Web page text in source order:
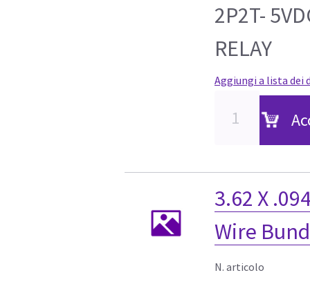
2P2T-
RELAY
Aggiungi a lista dei
3.62 X
Wire
N. articolo